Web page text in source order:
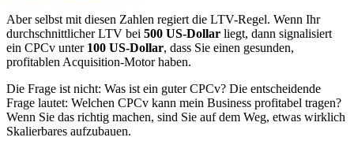
Aber selbst mit diesen Zahlen regiert die LTV-Regel. Wenn Ihr
durchschnittlicher LTV bei 500 US-Dollar liegt, dann signalisiert
ein CPCv unter 100 US-Dollar, dass Sie einen gesunden,
profitablen Acquisition-Motor haben.
Die Frage ist nicht: Was ist ein guter CPCv? Die entscheidende
Frage lautet: Welchen CPCv kann mein Business profitabel tragen?
Wenn Sie das richtig machen, sind Sie auf dem Weg, etwas wirklich
Skalierbares aufzubauen.